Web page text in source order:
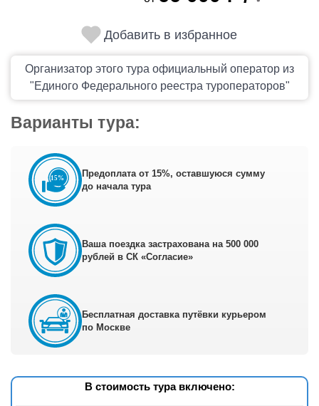
Добавить в избранное
Организатор этого тура официальный оператор из
"Единого Федерального реестра туроператоров"
Варианты тура:
Предоплата от 15%, оставшуюся сумму
до начала тура
Ваша поездка застрахована на 500 000
рублей в СК «Согласие»
Бесплатная доставка путёвки курьером
по Москве
В стоимость тура включено: